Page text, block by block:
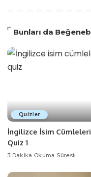
Bunları da
Quizler
İngilizce İsim Cümleleri
Quiz 1
3 Dakika Okuma Süresi